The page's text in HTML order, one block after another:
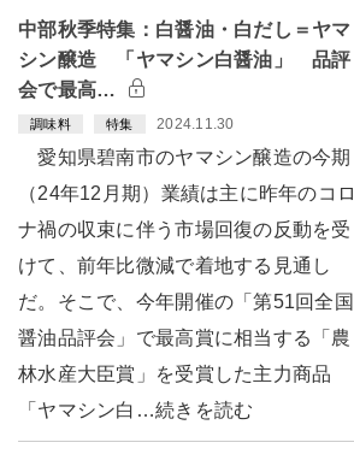
中部秋季特集：白醤油・白だし＝ヤマ
シン醸造 「ヤマシン白醤油」 品評
会で最高…
調味料 特集 2024.11.30
愛知県碧南市のヤマシン醸造の今期
（24年12月期）業績は主に昨年のコロ
ナ禍の収束に伴う市場回復の反動を受
けて、前年比微減で着地する見通し
だ。そこで、今年開催の「第51回全国
醤油品評会」で最高賞に相当する「農
林水産大臣賞」を受賞した主力商品
「ヤマシン白…続きを読む